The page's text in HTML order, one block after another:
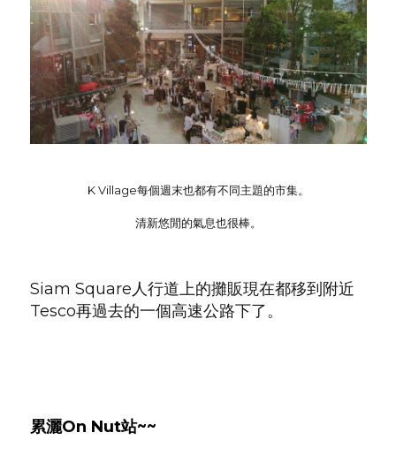
K Village每個週末也都有不同主題的市集。
清新悠閒的氣息也很棒。
Siam Square人行道上的攤販現在都移到附近
Tesco再過去的一個高速公路下了。
累灑On Nut站~~